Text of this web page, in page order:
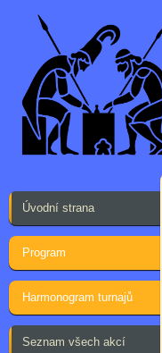
Úvodní strana
Program
Harmonogram turnajů
Seznam všech akcí